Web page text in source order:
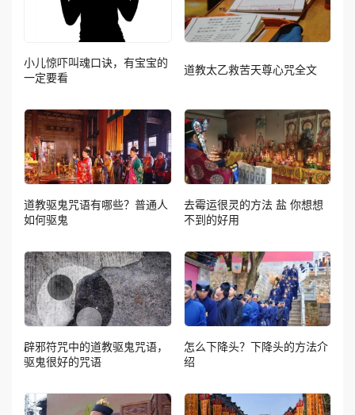
小儿惊吓叫魂口诀，有宝宝的
一定要看
道教太乙救苦天尊心咒全文
道教驱鬼咒语有哪些？普通人
如何驱鬼
去霉运很灵的方法 盐 你想想
不到的好用
辟邪符咒中的道教驱鬼咒语，
驱鬼很好的咒语
怎么下降头？下降头的方法介
绍